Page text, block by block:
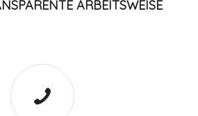
ARBEITSWEISE